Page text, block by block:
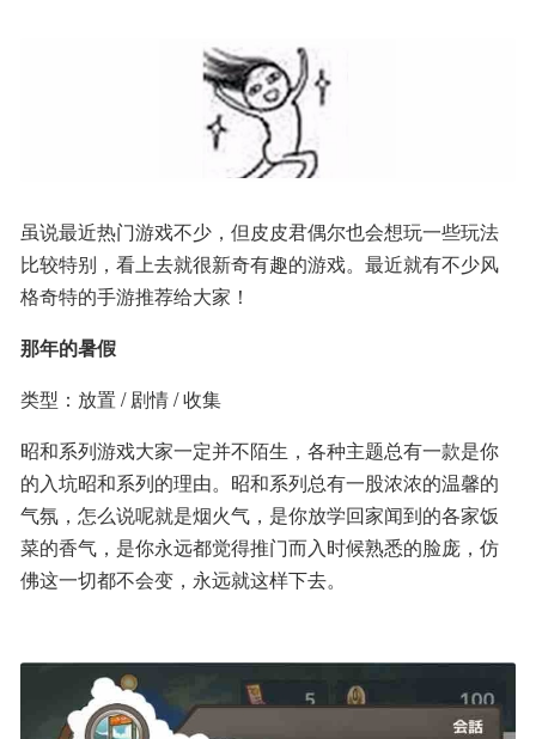
虽说最近热门游戏不少，但皮皮君偶尔也会想玩一些玩法
比较特别，看上去就很新奇有趣的游戏。最近就有不少风
格奇特的手游推荐给大家！
那年的暑假
类型：放置 / 剧情 / 收集
昭和系列游戏大家一定并不陌生，各种主题总有一款是你
的入坑昭和系列的理由。昭和系列总有一股浓浓的温馨的
气氛，怎么说呢就是烟火气，是你放学回家闻到的各家饭
菜的香气，是你永远都觉得推门而入时候熟悉的脸庞，仿
佛这一切都不会变，永远就这样下去。